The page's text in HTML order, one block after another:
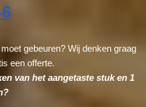
gebeuren? Wij denken graag
een offerte.
van het aangetaste stuk en 1